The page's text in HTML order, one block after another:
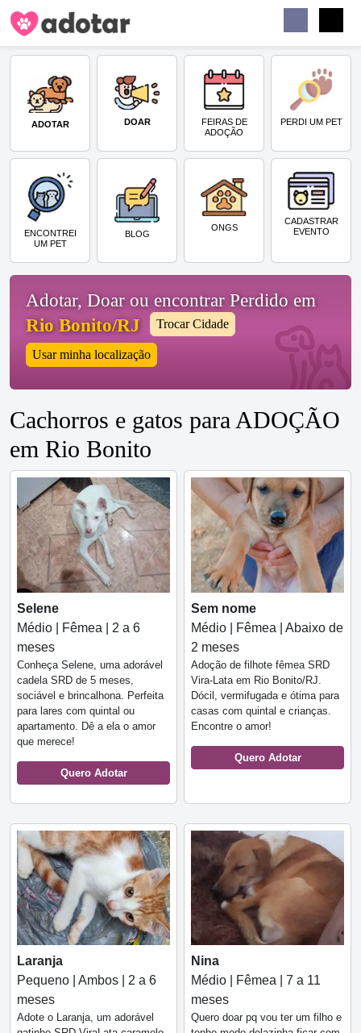
ADOTAR DOAR
FEIRAS DE
ADOÇÃO
PERDI UM PET
ENCONTREI
UM PET
BLOG
ONGS
CADASTRAR
EVENTO
Adotar, Doar ou encontrar Perdido em
Rio Bonito/RJ
Trocar Cidade
Usar minha localização
Cachorros e gatos para ADOÇÃO
em Rio Bonito
Selene
Médio | Fêmea | 2 a 6
meses
Conheça Selene, uma adorável
cadela SRD de 5 meses,
sociável e brincalhona. Perfeita
para lares com quintal ou
apartamento. Dê a ela o amor
que merece!
Quero Adotar
Sem nome
Médio | Fêmea | Abaixo de
2 meses
Adoção de filhote fêmea SRD
Vira-Lata em Rio Bonito/RJ.
Dócil, vermifugada e ótima para
casas com quintal e crianças.
Encontre o amor!
Quero Adotar
Laranja
Pequeno | Ambos | 2 a 6
meses
Adote o Laranja, um adorável
Nina
Médio | Fêmea | 7 a 11
meses
Quero doar pq vou ter um filho e